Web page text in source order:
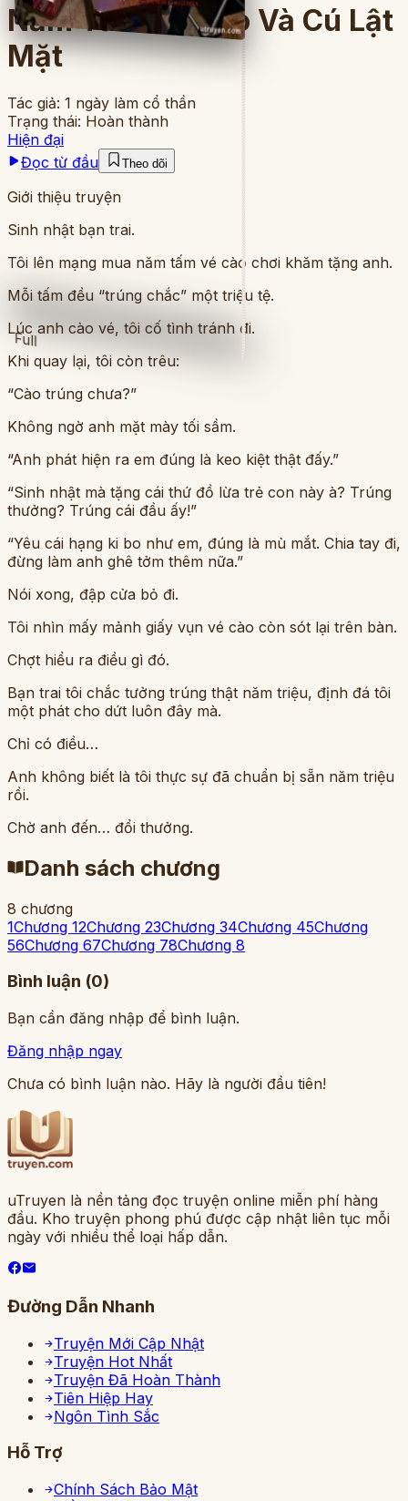
Full
Năm Tấm Vé Cào Và Cú Lật
Mặt
Tác giả: 1 ngày làm cổ thần
Trạng thái: Hoàn thành
Hiện đại
Đọc từ đầu
Theo dõi
Giới thiệu truyện
Sinh nhật bạn trai.
Tôi lên mạng mua năm tấm vé cào chơi khăm tặng anh.
Mỗi tấm đều “trúng chắc” một triệu tệ.
Lúc anh cào vé, tôi cố tình tránh đi.
Khi quay lại, tôi còn trêu:
“Cào trúng chưa?”
Không ngờ anh mặt mày tối sầm.
“Anh phát hiện ra em đúng là keo kiệt thật đấy.”
“Sinh nhật mà tặng cái thứ đồ lừa trẻ con này à? Trúng
thưởng? Trúng cái đầu ấy!”
“Yêu cái hạng ki bo như em, đúng là mù mắt. Chia tay đi,
đừng làm anh ghê tởm thêm nữa.”
Nói xong, đập cửa bỏ đi.
Tôi nhìn mấy mảnh giấy vụn vé cào còn sót lại trên bàn.
Chợt hiểu ra điều gì đó.
Bạn trai tôi chắc tưởng trúng thật năm triệu, định đá tôi
một phát cho dứt luôn đây mà.
Chỉ có điều…
Anh không biết là tôi thực sự đã chuẩn bị sẵn năm triệu
rồi.
Chờ anh đến… đổi thưởng.
Danh sách chương
8 chương
1Chương 12Chương 23Chương 34Chương 45Chương
56Chương 67Chương 78Chương 8
Bình luận (0)
Bạn cần đăng nhập để bình luận.
Đăng nhập ngay
Chưa có bình luận nào. Hãy là người đầu tiên!
uTruyen là nền tảng đọc truyện online miễn phí hàng
đầu. Kho truyện phong phú được cập nhật liên tục mỗi
ngày với nhiều thể loại hấp dẫn.
Đường Dẫn Nhanh
Truyện Mới Cập Nhật
Truyện Hot Nhất
Truyện Đã Hoàn Thành
Tiên Hiệp Hay
Ngôn Tình Sắc
Hỗ Trợ
Chính Sách Bảo Mật